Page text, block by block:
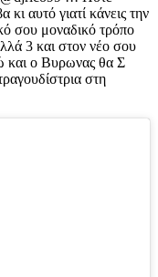
αυτό γιατί κάνεις την
σου μοναδικό τρόπο
3 και στον νέο σου
και ο Βυρωνας θα Σ
στη